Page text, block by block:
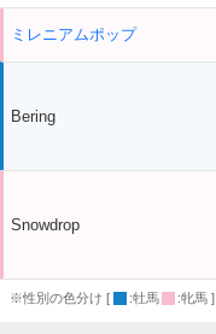
ミレニアムポップ
Bering
Snowdrop
※性別の色分け [ :牡馬 :牝馬 ]